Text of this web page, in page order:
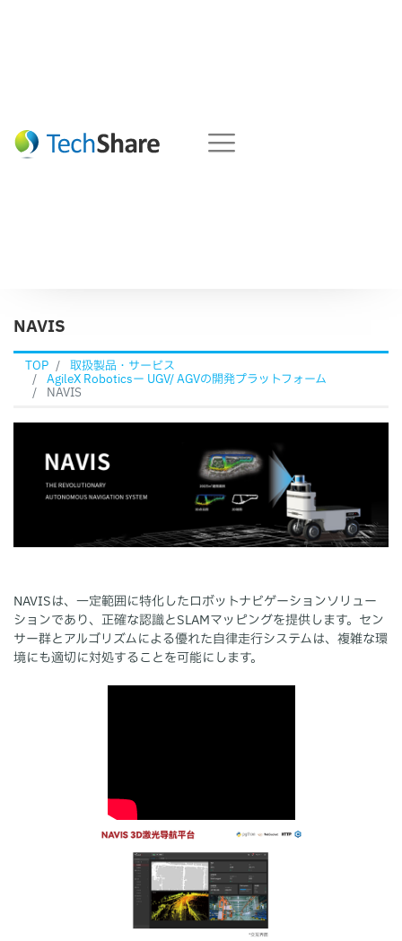
NAVIS
TOP 取扱製品・サービス
AgileX Roboticsー UGV/ AGVの開発プラットフォーム
NAVIS
NAVISは、一定範囲に特化したロボットナビゲーションソリュー
ションであり、正確な認識とSLAMマッピングを提供します。セン
サー群とアルゴリズムによる優れた自律走行システムは、複雑な環
境にも適切に対処することを可能にします。